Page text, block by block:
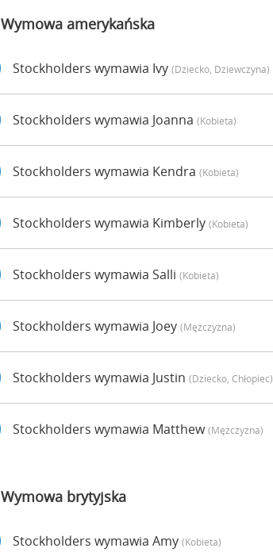
Wymowa amerykańska
Stockholders wymawia Ivy (dziecko, Dziewczyna)
Stockholders wymawia Joanna (kobieta)
Stockholders wymawia Kendra (kobieta)
Stockholders wymawia Kimberly (kobieta)
Stockholders wymawia Salli (kobieta)
Stockholders wymawia Joey (mężczyzna)
Stockholders wymawia Justin (dziecko, Chłopiec)
Stockholders wymawia Matthew(mężczyzna)
Wymowa brytyjska
Stockholders wymawia Amy (kobieta)